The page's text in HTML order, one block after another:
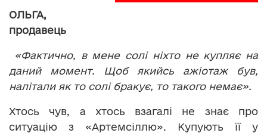
ОЛЬГА,
продавець
«Фактично, в мене солі ніхто не купляє на
даний момент. Щоб якийсь ажіотаж був,
налітали як то солі бракує, то такого немає».
Хтось чув, а хтось взагалі не знає про
ситуацію з «Артемсіллю». Купують її у